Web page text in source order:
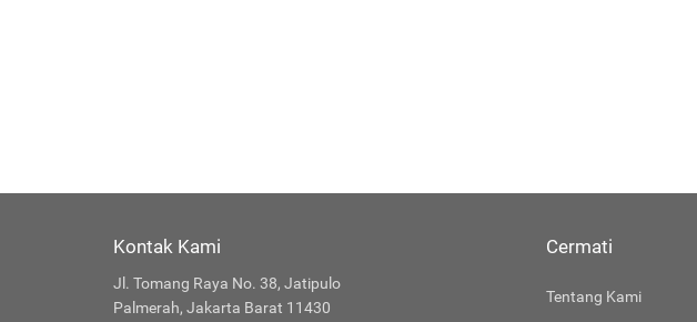
Kontak Kami
Jl. Tomang Raya No. 38, Jatipulo
Palmerah, Jakarta Barat 11430
Cermati
Tentang Kami